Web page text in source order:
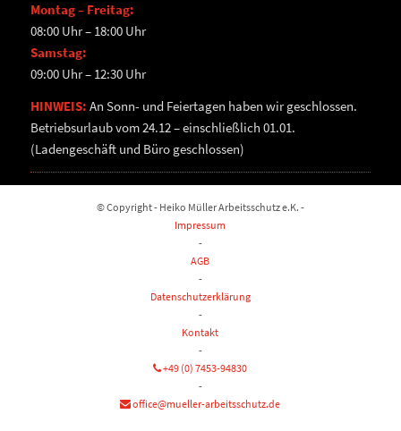
Montag – Freitag:
08:00 Uhr – 18:00 Uhr
Samstag:
09:00 Uhr – 12:30 Uhr
HINWEIS: An Sonn- und Feiertagen haben wir geschlossen.
Betriebsurlaub vom 24.12 – einschließlich 01.01.
(Ladengeschäft und Büro geschlossen)
© Copyright - Heiko Müller Arbeitsschutz e.K. -
Impressum
-
AGB
-
Datenschutzerklärung
-
Kontakt
-
+49 (0) 7453-94830
-
office@mueller-arbeitsschutz.de